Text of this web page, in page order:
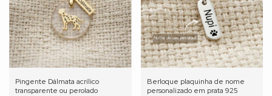
Pingente Dálmata acrílico
transparente ou perolado
Berloque plaquinha de nome
personalizado em prata 925